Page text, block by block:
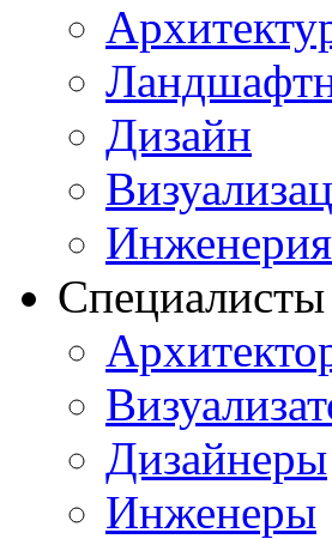
Дизайн
Инженерия
Специалисты
Дизайнеры
Инженеры